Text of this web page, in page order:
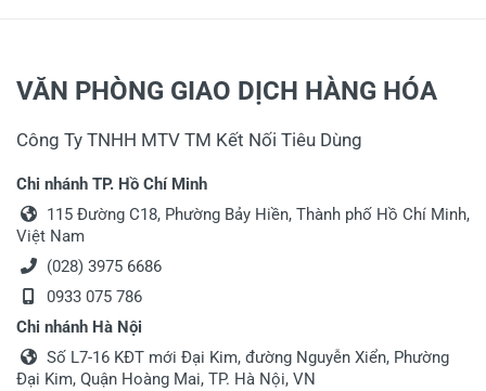
VĂN PHÒNG GIAO DỊCH HÀNG HÓA
Công Ty TNHH MTV TM Kết Nối Tiêu Dùng
Chi nhánh TP. Hồ Chí Minh
115 Đường C18, Phường Bảy Hiền, Thành phố Hồ Chí Minh,
Việt Nam
(028) 3975 6686
0933 075 786
Chi nhánh Hà Nội
Số L7-16 KĐT mới Đại Kim, đường Nguyễn Xiển, Phường
Đại Kim, Quận Hoàng Mai, TP. Hà Nội, VN